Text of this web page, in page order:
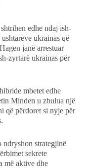
edhe ndaj ish-
ukrainas që
janë arrestuar
zyrtarë ukrainas për
mbetet edhe
Minden u zbulua një
që përdoret si nyje për
strategjinë
sekrete
më aktive dhe